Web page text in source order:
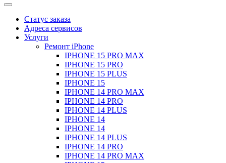
Статус заказа
Адреса сервисов
Услуги
Ремонт iPhone
IPHONE 15 PRO MAX
IPHONE 15 PRO
IPHONE 15 PLUS
IPHONE 15
IPHONE 14 PRO MAX
IPHONE 14 PRO
IPHONE 14 PLUS
IPHONE 14
IPHONE 14
IPHONE 14 PLUS
IPHONE 14 PRO
IPHONE 14 PRO MAX